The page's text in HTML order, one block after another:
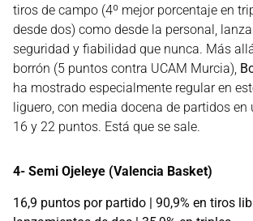
tiros de campo (4º mejor porcentaje en
desde dos) como desde la personal,
seguridad y fiabilidad que nunca. Más
borrón (5 puntos contra UCAM Murcia),
ha mostrado especialmente regular en
liguero, con media docena de partidos en
16 y 22 puntos. Está que se sale.
4- Semi Ojeleye (Valencia Basket)
16,9 puntos por partido | 90,9% en tiros